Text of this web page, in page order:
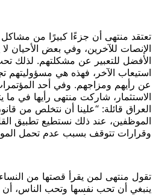
تعتقد منتهى أن جزءًا كبيرًا من
الإنصات للآخرين، وفي بعض الأحيان
الأفضل للتعبير عن مشكلتهم. لذلك
استيعاب الآخر، فهذه هي مسؤوليتهم
عن رأيهم ومزاجهم. وفي أحد
الاستثمار، شاركت منتهى رأيها في ما
العراق قائلة: “علينا أن نتخلص من
الموظفين، عند ذلك نستطيع تطبيق
وقرارات تتوقف بسبب عدم تحمل
تقول منتهى لمن يقرأ قصتها من
ينبغي أن تحب نفسها وتحب الناس،